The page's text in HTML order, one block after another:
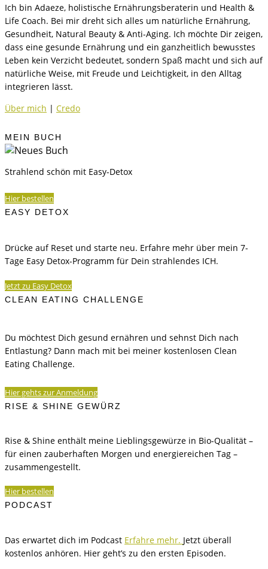
Ich bin Adaeze, holistische Ernährungsberaterin und Health &
Life Coach. Bei mir dreht sich alles um natürliche Ernährung,
Gesundheit, Natural Beauty & Anti-Aging. Ich möchte Dir zeigen,
dass eine gesunde Ernährung und ein ganzheitlich bewusstes
Leben kein Verzicht bedeutet, sondern Spaß macht und sich auf
natürliche Weise, mit Freude und Leichtigkeit, in den Alltag
integrieren lässt.
Über mich | Credo
MEIN BUCH
Strahlend schön mit Easy-Detox
Hier bestellen
EASY DETOX
Drücke auf Reset und starte neu. Erfahre mehr über mein 7-
Tage Easy Detox-Programm für Dein strahlendes ICH.
Jetzt zu Easy Detox
CLEAN EATING CHALLENGE
Du möchtest Dich gesund ernähren und sehnst Dich nach
Entlastung? Dann mach mit bei meiner kostenlosen Clean
Eating Challenge.
Hier gehts zur Anmeldung
RISE & SHINE GEWÜRZ
Rise & Shine enthält meine Lieblingsgewürze in Bio-Qualität –
für einen zauberhaften Morgen und energiereichen Tag –
zusammengestellt.
Hier bestellen
PODCAST
Das erwartet dich im Podcast Erfahre mehr. Jetzt überall
kostenlos anhören. Hier geht’s zu den ersten Episoden.